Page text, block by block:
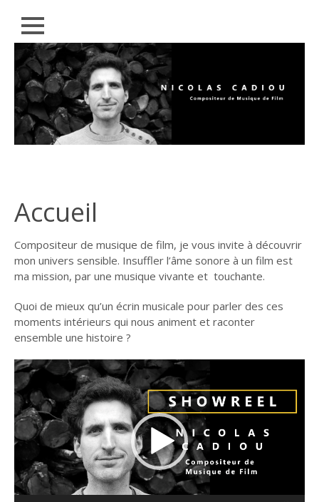
Close
Skip to
content
ACCUEIL
MUSIQUE
FILMOGRAPHIE
CONTACT
Accueil
Compositeur de musique de film, je vous invite à découvrir
mon univers sensible. Insuffler l’âme sonore à un film est
ma mission, par une musique vivante et touchante.
Quoi de mieux qu’un écrin musicale pour parler des ces
moments intérieurs qui nous animent et raconter
ensemble une histoire ?
Lecteur
vidéo